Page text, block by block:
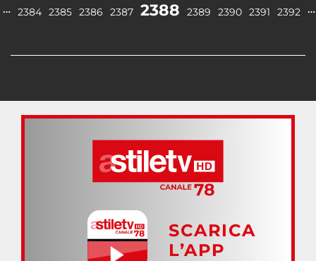
… 2384 2385 2386 2387 2388 2389 2390 2391 2392 …
SCARICA
L’APP